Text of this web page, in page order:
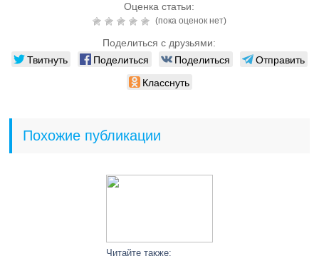
Оценка статьи:
(пока оценок нет)
Поделиться с друзьями:
Твитнуть Поделиться Поделиться
Отправить
Класснуть
Похожие публикации
Читайте также: